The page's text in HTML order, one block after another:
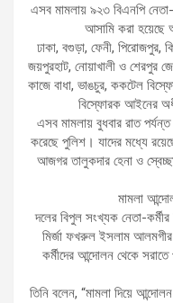
এসব মামলায় ৯২৩ বিএনপি
আসামি করা হয়েছে
ঢাকা, বগুড়া, ফেনী, পিরোজপুর,
জয়পুরহাট, নোয়াখালী ও শেরপুর
কাজে বাধা, ভাঙচুর, ককটেল
বিস্ফোরক আইনের
এসব মামলায় বুধবার রাত পর্যন্ত
করেছে পুলিশ। যাদের মধ্যে
আজগর তালুকদার হেনা ও
মামলা
দলের বিপুল সংখ্যক নেতা-কর্মীর
মির্জা ফখরুল ইসলাম আলমগীর
কর্মীদের আন্দোলন থেকে সরাতে
তিনি বলেন, “মামলা দিয়ে